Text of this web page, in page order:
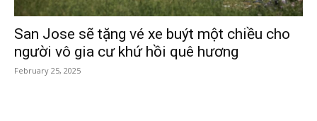
San Jose sẽ tặng vé xe buýt một chiều cho
người vô gia cư khứ hồi quê hương
February 25, 2025